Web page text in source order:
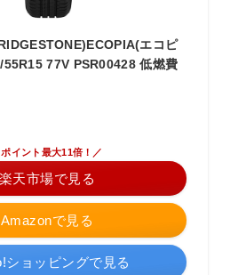
エコピ
77V PSR00428 低燃費
Amazonで見る
ポイント最大11倍！／
楽天市場で見る
ショッピングで見る